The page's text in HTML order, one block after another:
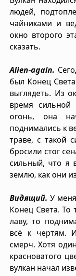
людей,
чайниками и
окно второго
сказать.
Alien-again.
был Конец
выглядеть. Из
время сильной
огонь, она
поднимались к
траве, с такой
бросили стог
сильный, что я
землю, как они
Видящий.У
Конец Света. То
лаву, то
всё к чертям.
смерч. Хотя
красноватого
вулкан начал